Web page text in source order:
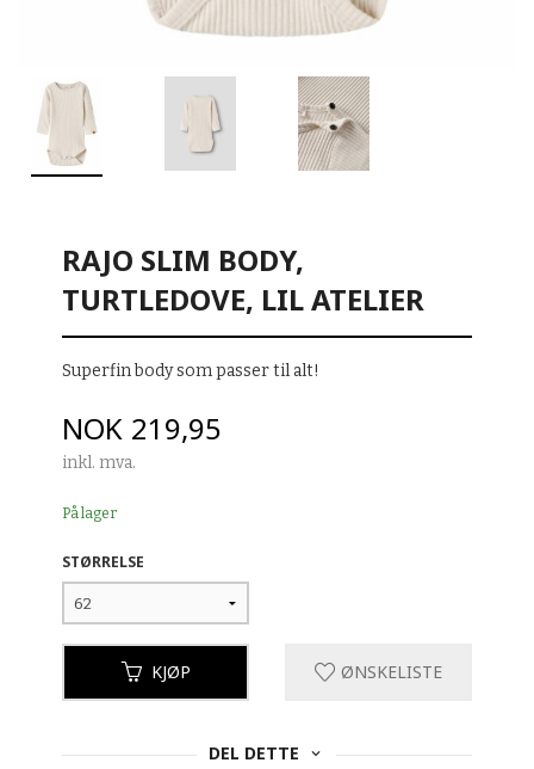
RAJO SLIM BODY,
TURTLEDOVE, LIL ATELIER
Superfin body som passer til alt!
Pris
NOK 219,95
inkl. mva.
På lager
STØRRELSE
KJØP ØNSKELISTE
DEL DETTE